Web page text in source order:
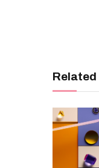
Related